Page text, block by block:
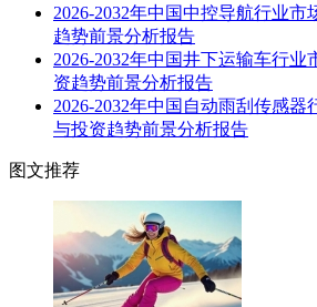
2026-2032年中国中控导航行业
趋势前景分析报告
2026-2032年中国井下运输车行
资趋势前景分析报告
2026-2032年中国自动雨刮传感
与投资趋势前景分析报告
图文推荐